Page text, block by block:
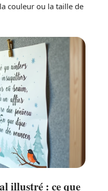
couleur ou la taille de
illustré : ce que